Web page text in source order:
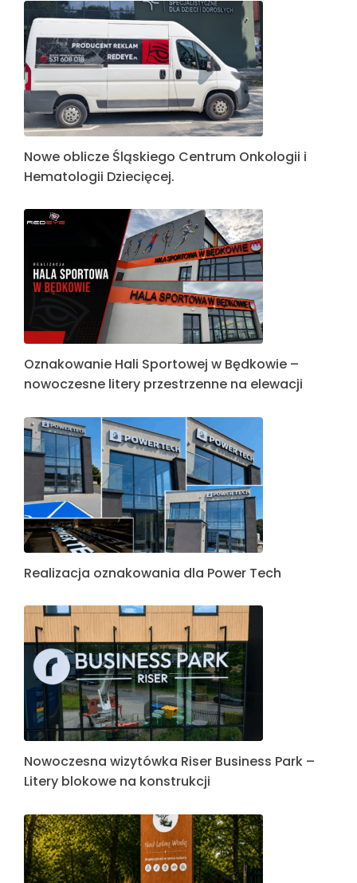
Nowe oblicze Śląskiego Centrum Onkologii i
Hematologii Dziecięcej.
Oznakowanie Hali Sportowej w Będkowie –
nowoczesne litery przestrzenne na elewacji
Realizacja oznakowania dla Power Tech
Nowoczesna wizytówka Riser Business Park –
Litery blokowe na konstrukcji